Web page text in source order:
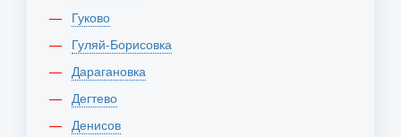
Гуково
Гуляй-Борисовка
Дарагановка
Дегтево
Денисов